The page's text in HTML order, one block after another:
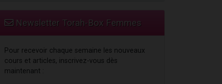
Newsletter Torah-Box Femmes
Pour recevoir chaque semaine les nouveaux
cours et articles, inscrivez-vous dès
maintenant :